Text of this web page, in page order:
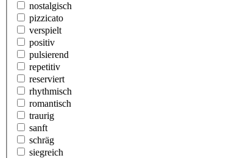
nostalgisch
pizzicato
verspielt
positiv
pulsierend
repetitiv
reserviert
rhythmisch
romantisch
traurig
sanft
schräg
siegreich